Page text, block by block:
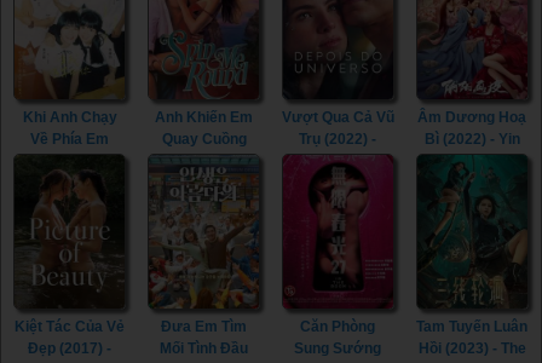
Khi Anh Chạy
Về Phía Em
Fly Towards You
(2023)
Anh Khiến Em
Quay Cuồng
(2022) - Spin Me
Round (2022)
Vượt Qua Cả Vũ
Trụ (2022) -
Beyond the
Universe (2022)
Âm Dương Hoạ
Bì (2022) - Yin
Yang Painted
Skin (2022)
Kiệt Tác Của Vẻ
Đẹp (2017) -
Đưa Em Tìm
Mối Tình Đầu
Căn Phòng
Sung Sướng
Tam Tuyến Luân
Hồi (2023) - The